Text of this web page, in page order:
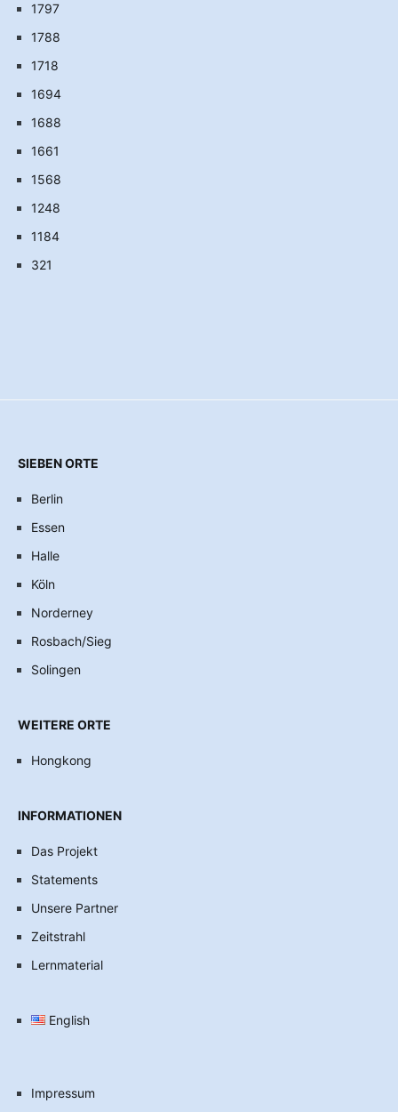
1797
1788
1718
1694
1688
1661
1568
1248
1184
321
SIEBEN ORTE
Berlin
Essen
Halle
Köln
Norderney
Rosbach/Sieg
Solingen
WEITERE ORTE
Hongkong
INFORMATIONEN
Das Projekt
Statements
Unsere Partner
Zeitstrahl
Lernmaterial
English
Impressum